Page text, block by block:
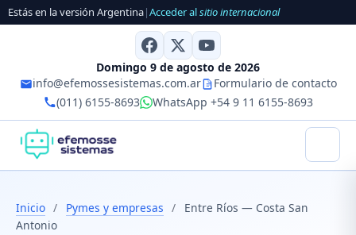
Estás en la versión Argentina|Acceder alsitio internacional
Domingo 9 de agosto de 2026
info@efemossesistemas.com.ar
Formulario de contacto
(011) 6155-8693
WhatsApp +54 9 11 6155-8693
Inicio / Pymes y empresas /
Entre Ríos — Costa San
Antonio